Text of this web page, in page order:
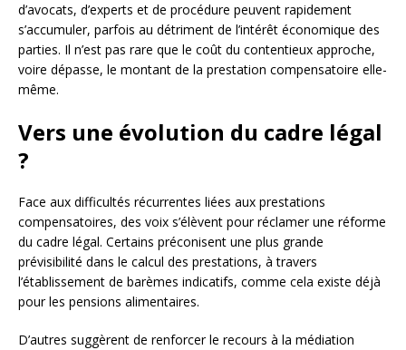
d’avocats, d’experts et de procédure peuvent rapidement
s’accumuler, parfois au détriment de l’intérêt économique des
parties. Il n’est pas rare que le coût du contentieux approche,
voire dépasse, le montant de la prestation compensatoire elle-
même.
Vers une évolution du cadre légal
?
Face aux difficultés récurrentes liées aux prestations
compensatoires, des voix s’élèvent pour réclamer une réforme
du cadre légal. Certains préconisent une plus grande
prévisibilité dans le calcul des prestations, à travers
l’établissement de barèmes indicatifs, comme cela existe déjà
pour les pensions alimentaires.
D’autres suggèrent de renforcer le recours à la médiation